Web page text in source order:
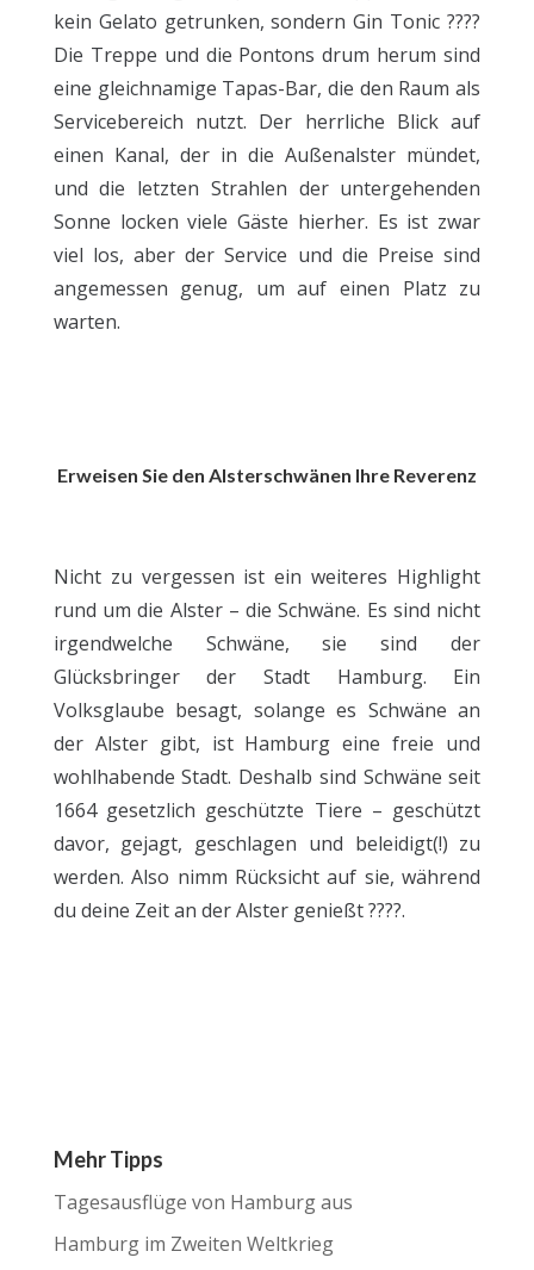
kein Gelato getrunken, sondern Gin Tonic ????
Die Treppe und die Pontons drum herum sind
eine gleichnamige Tapas-Bar, die den Raum als
Servicebereich nutzt. Der herrliche Blick auf
einen Kanal, der in die Außenalster mündet,
und die letzten Strahlen der untergehenden
Sonne locken viele Gäste hierher. Es ist zwar
viel los, aber der Service und die Preise sind
angemessen genug, um auf einen Platz zu
warten.
Erweisen Sie den Alsterschwänen Ihre Reverenz
Nicht zu vergessen ist ein weiteres Highlight
rund um die Alster – die Schwäne. Es sind nicht
irgendwelche Schwäne, sie sind der
Glücksbringer der Stadt Hamburg. Ein
Volksglaube besagt, solange es Schwäne an
der Alster gibt, ist Hamburg eine freie und
wohlhabende Stadt. Deshalb sind Schwäne seit
1664 gesetzlich geschützte Tiere – geschützt
davor, gejagt, geschlagen und beleidigt(!) zu
werden. Also nimm Rücksicht auf sie, während
du deine Zeit an der Alster genießt ????.
Mehr Tipps
Tagesausflüge von Hamburg aus
Hamburg im Zweiten Weltkrieg